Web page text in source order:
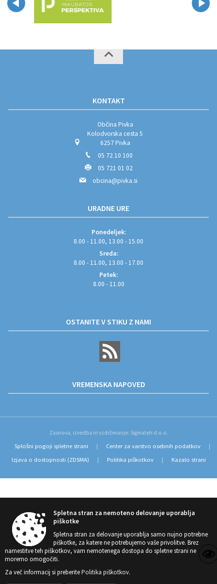
KONTAKT
Občina Pivka
Kolodvorska cesta 5
6257 Pivka
05 72 10 100
05 721 01 02
obcina@pivka.si
URADNE URE
Ponedeljek:
8.00 - 11.00, 13.00 - 15.00
Sreda:
8.00 - 11.00, 13.00 - 17.00
Petek:
8.00 - 11.00
OSTANITE V STIKU Z NAMI
VREMENSKA NAPOVED
Zasnova, izvedba in vzdrževanje: Sigmateh d.o.o.
Splošni pogoji spletne strani | Center za varstvo osebnih podatkov |
Izjava o dostopnosti (ZDSMA) | Politika piškotkov | Kazalo strani
Spletna stran za nemoteno delovanje uporablja
piškotke
Spletna stran za delovanje uporablja samo nujno potrebne
piškotke, za katere ne potrebujemo vaše privolitve. Brez
namestitve teh piškotkov, vam nemotenega dostopa do spletne strani ne
moremo omogočiti.
Za več informacij si preberitePolitika piškotkov.